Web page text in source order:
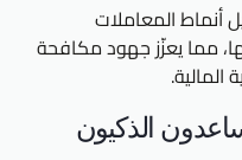
أنماط المعاملات
مما يعزّز جهود مكافحة